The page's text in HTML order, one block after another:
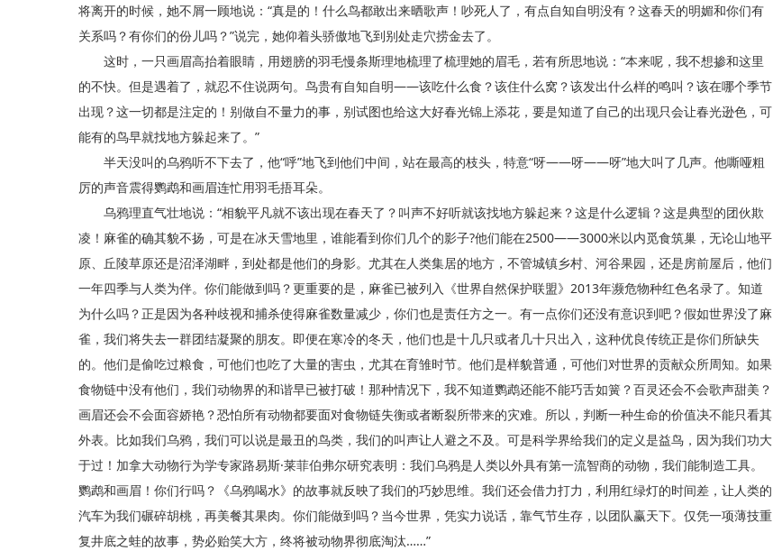
将离开的时候，她不屑一顾地说：“真是的！什么鸟都敢出来晒歌声！吵死人了，有点自知自明没有？这春天的明媚和你们有
关系吗？有你们的份儿吗？”说完，她仰着头骄傲地飞到别处走穴捞金去了。
这时，一只画眉高抬着眼睛，用翅膀的羽毛慢条斯理地梳理了梳理她的眉毛，若有所思地说：“本来呢，我不想掺和这里
的不快。但是遇着了，就忍不住说两句。鸟贵有自知自明——该吃什么食？该住什么窝？该发出什么样的鸣叫？该在哪个季节
出现？这一切都是注定的！别做自不量力的事，别试图也给这大好春光锦上添花，要是知道了自己的出现只会让春光逊色，可
能有的鸟早就找地方躲起来了。”
半天没叫的乌鸦听不下去了，他“呼”地飞到他们中间，站在最高的枝头，特意“呀——呀——呀”地大叫了几声。他嘶哑粗
厉的声音震得鹦鹉和画眉连忙用羽毛捂耳朵。
乌鸦理直气壮地说：“相貌平凡就不该出现在春天了？叫声不好听就该找地方躲起来？这是什么逻辑？这是典型的团伙欺
凌！麻雀的确其貌不扬，可是在冰天雪地里，谁能看到你们几个的影子?他们能在2500——3000米以内觅食筑巢，无论山地平
原、丘陵草原还是沼泽湖畔，到处都是他们的身影。尤其在人类集居的地方，不管城镇乡村、河谷果园，还是房前屋后，他们
一年四季与人类为伴。你们能做到吗？更重要的是，麻雀已被列入《世界自然保护联盟》2013年濒危物种红色名录了。知道
为什么吗？正是因为各种歧视和捕杀使得麻雀数量减少，你们也是责任方之一。有一点你们还没有意识到吧？假如世界没了麻
雀，我们将失去一群团结凝聚的朋友。即便在寒冷的冬天，他们也是十几只或者几十只出入，这种优良传统正是你们所缺失
的。他们是偷吃过粮食，可他们也吃了大量的害虫，尤其在育雏时节。他们是样貌普通，可他们对世界的贡献众所周知。如果
食物链中没有他们，我们动物界的和谐早已被打破！那种情况下，我不知道鹦鹉还能不能巧舌如簧？百灵还会不会歌声甜美？
画眉还会不会面容娇艳？恐怕所有动物都要面对食物链失衡或者断裂所带来的灾难。所以，判断一种生命的价值决不能只看其
外表。比如我们乌鸦，我们可以说是最丑的鸟类，我们的叫声让人避之不及。可是科学界给我们的定义是益鸟，因为我们功大
于过！加拿大动物行为学专家路易斯·莱菲伯弗尔研究表明：我们乌鸦是人类以外具有第一流智商的动物，我们能制造工具。
鹦鹉和画眉！你们行吗？《乌鸦喝水》的故事就反映了我们的巧妙思维。我们还会借力打力，利用红绿灯的时间差，让人类的
汽车为我们碾碎胡桃，再美餐其果肉。你们能做到吗？当今世界，凭实力说话，靠气节生存，以团队赢天下。仅凭一项薄技重
复井底之蛙的故事，势必贻笑大方，终将被动物界彻底淘汰……”